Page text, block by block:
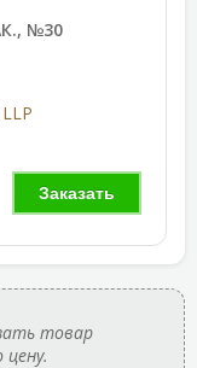
№30
Заказать
товар